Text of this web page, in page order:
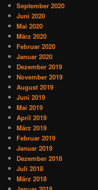
September 2020
Juni 2020
Mai 2020
März 2020
Februar 2020
Januar 2020
Dezember 2019
November 2019
August 2019
Juni 2019
Mai 2019
April 2019
März 2019
Februar 2019
Januar 2019
Dezember 2018
Juli 2018
März 2018